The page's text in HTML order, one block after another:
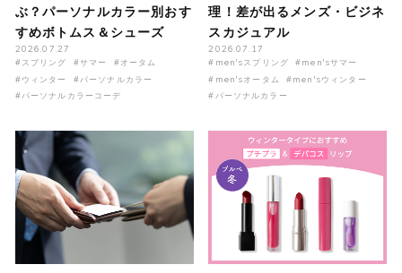
ぶ？パーソナルカラー別おす
すめボトムス＆シューズ
2026.07.27
#スプリング
#サマー
#オータム
#ウィンター
#パーソナルカラー
#パーソナルカラーコーデ
理！差が出るメンズ・ビジネ
スカジュアル
2026.07.17
#men'sスプリング
#men'sサマー
#men'sオータム
#men'sウィンター
#パーソナルカラー